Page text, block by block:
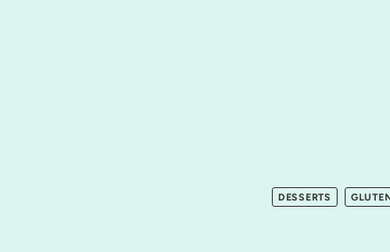
DESSERTS